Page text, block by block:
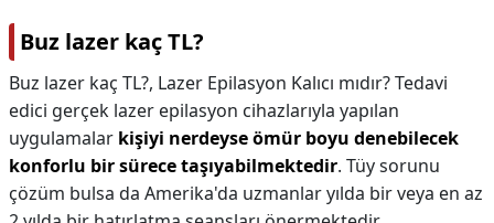
Buz lazer kaç TL?
Buz lazer kaç TL?, Lazer Epilasyon Kalıcı mıdır? Tedavi
edici gerçek lazer epilasyon cihazlarıyla yapılan
uygulamalar kişiyi nerdeyse ömür boyu denebilecek
konforlu bir sürece taşıyabilmektedir. Tüy sorunu
çözüm bulsa da Amerika'da uzmanlar yılda bir veya en az